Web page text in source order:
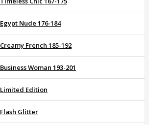
Egypt Nude 176-184
Creamy French 185-192
Business Woman 193-201
Limited Edition
Flash Glitter